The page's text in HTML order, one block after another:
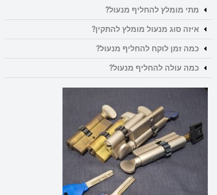
מתי מומלץ להחליף מנעול?
איזה סוג מנעול מומלץ להתקין?
כמה זמן לוקח להחליף מנעול?
כמה עולה להחליף מנעול?